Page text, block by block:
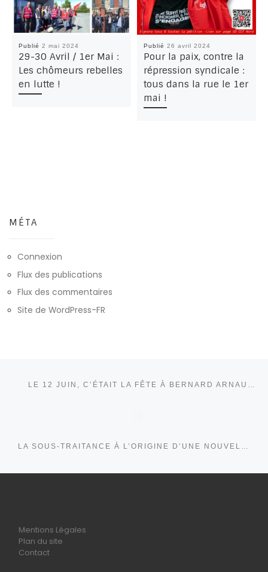
Publié2 mai 2024
29-30 Avril / 1er Mai :
Les chômeurs rebelles
en lutte !
Publié26 avril 2024
Pour la paix, contre la
répression syndicale :
tous dans la rue le 1er
mai !
MÉTA
Connexion
Flux des publications
Flux des commentaires
Site de WordPress-FR
LA SOUS-TRAITANCE À L’ORIGINE D’UNE NOUVELLE FUITE DE DONNÉES À PÔLE-EMPLOI !
Mentions Légales
Plan du site
Contact